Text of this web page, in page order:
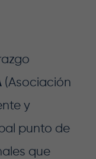
(Asociación
y
punto de
que